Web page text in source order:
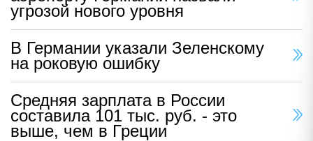
угрозой нового уровня
В Германии указали Зеленскому
на роковую ошибку
Средняя зарплата в России
составила 101 тыс. руб. - это
выше, чем в Греции